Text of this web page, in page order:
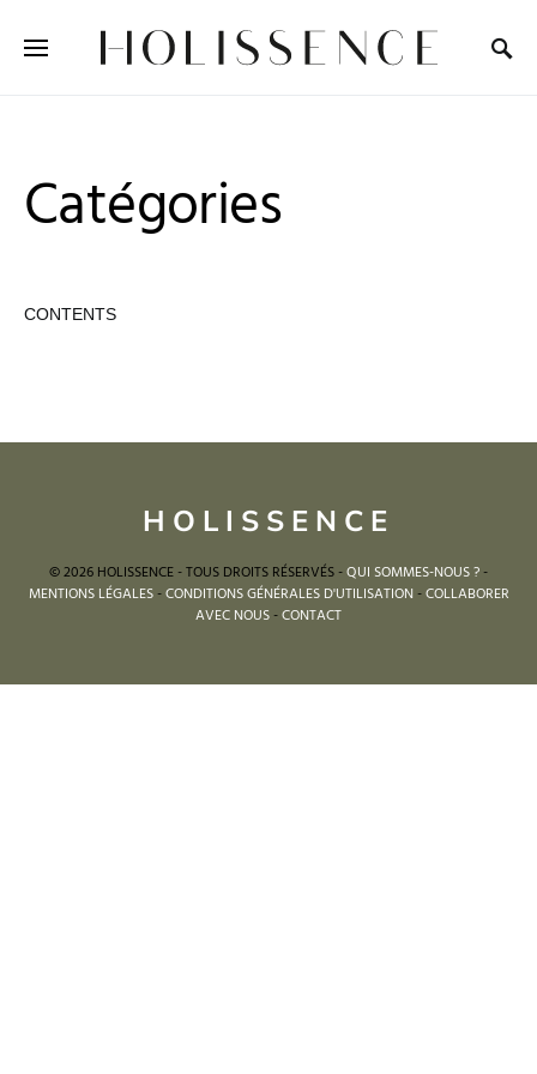
Catégories
CONTENTS
HOLISSENCE
© 2026 HOLISSENCE - TOUS DROITS RÉSERVÉS -QUI SOMMES-NOUS ?-
MENTIONS LÉGALES-CONDITIONS GÉNÉRALES D'UTILISATION-COLLABORER
AVEC NOUS-CONTACT